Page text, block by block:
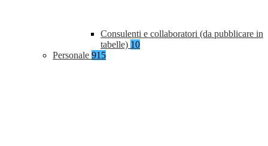
Consulenti e collaboratori (da pubblicare in
tabelle) 10
Personale 915